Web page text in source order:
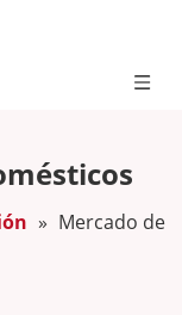
» Mercado de